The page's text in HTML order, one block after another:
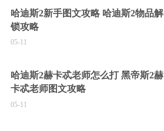
哈迪斯2新手图文攻略 哈迪斯2物品解
锁攻略
05-11
哈迪斯2赫卡忒老师怎么打 黑帝斯2赫
卡忒老师图文攻略
05-11